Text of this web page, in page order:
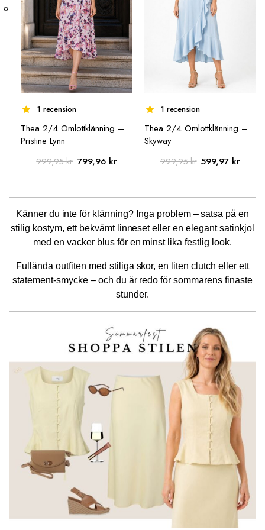
1 recension
Thea 2/4 Omlottklänning –
Pristine Lynn
999,95kr Det
999,95 kr.
799,96 krDet
799,96 kr.
1 recension
Thea 2/4 Omlottklänning –
Skyway
999,95kr Det
999,95 kr.
599,97 krDet
Känner du inte för klänning? Inga problem – satsa på en
stilig kostym, ett bekvämt linneset eller en elegant satinkjol
med en vacker blus för en minst lika festlig look.
Fullända outfiten med stiliga skor, en liten clutch eller ett
statement-smycke – och du är redo för sommarens finaste
stunder.